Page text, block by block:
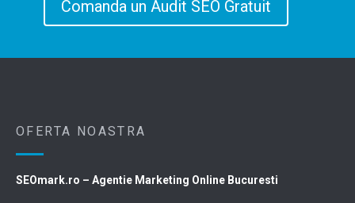
Comanda un Audit SEO Gratuit
OFERTA NOASTRA
SEOmark.ro – Agentie Marketing Online Bucuresti